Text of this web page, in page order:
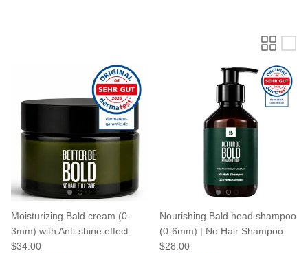
Moisturizing Bald cream (0-
3mm) with Anti-shine effect
$34.00
Nourishing Bald head shampoo
(0-6mm) | No Hair Shampoo
$28.00